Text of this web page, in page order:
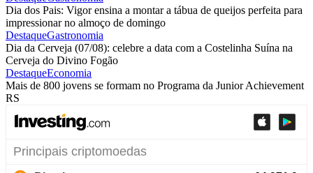
Dia dos Pais: Vigor ensina a montar a tábua de queijos perfeita para
impressionar no almoço de domingo
DestaqueGastronomia
Dia da Cerveja (07/08): celebre a data com a Costelinha Suína na
Cerveja do Divino Fogão
DestaqueEconomia
Mais de 800 jovens se formam no Programa da Junior Achievement
RS